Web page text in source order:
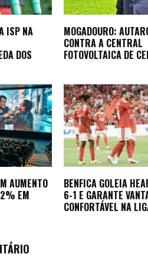
ISP NA
DOS
MOGADOURO:
CONTRA A CENTRAL
FOTOVOLTAICA DE
AUMENTO
EM
BENFICA GOLEIA
6-1 E GARANTE
CONFORTÁVEL NA